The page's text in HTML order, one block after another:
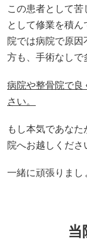
この患者として
として修業を積
院では病院で原
方も、手術なしで
病院や整骨院で良
さい。
もし本気であな
院へお越しくださ
一緒に頑張りまし
当